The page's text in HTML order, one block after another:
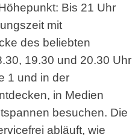
Bis 21 Uhr
mit
des beliebten
19.30 und 20.30 Uhr
1 und in der
in Medien
besuchen. Die
abläuft, wie